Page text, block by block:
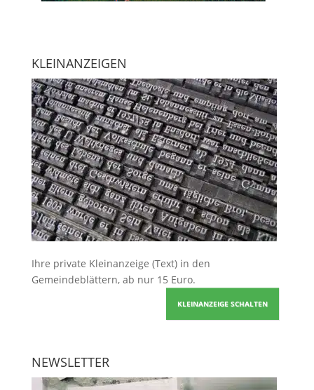
KLEINANZEIGEN
Ihre private Kleinanzeige (Text) in den
Gemeindeblättern, ab nur 15 Euro.
KLEINANZEIGE SCHALTEN
NEWSLETTER